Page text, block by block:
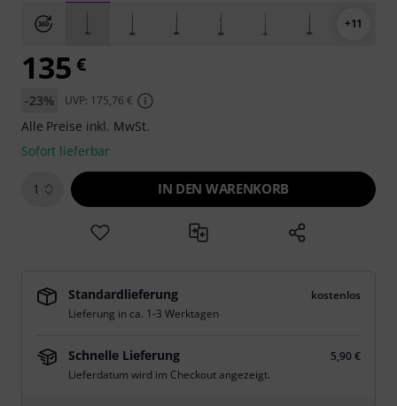
+11
135 €
-23% UVP: 175,76 €
Alle Preise inkl. MwSt.
Sofort lieferbar
1 IN DEN WARENKORB
Standardlieferung
kostenlos
Lieferung in ca. 1-3 Werktagen
Schnelle Lieferung
5,90 €
Lieferdatum wird im Checkout angezeigt.